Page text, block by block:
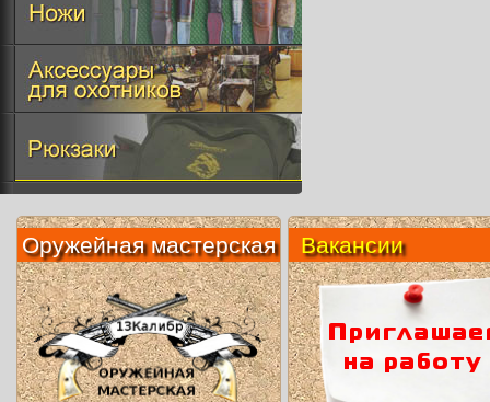
Оружейная мастерскаяВакансии